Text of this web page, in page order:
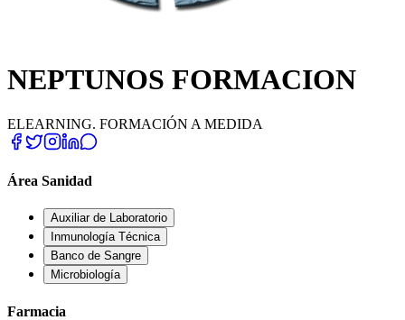
NEPTUNOS FORMACION
ELEARNING. FORMACIÓN A MEDIDA
Área Sanidad
Auxiliar de Laboratorio
Inmunología Técnica
Banco de Sangre
Microbiología
Farmacia